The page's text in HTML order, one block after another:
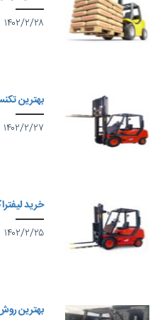
۱۴۰۲/۲/۲۸
بهترین
۱۴۰۲/۲/۲۷
خرید
۱۴۰۲/۲/۲۵
بهترین